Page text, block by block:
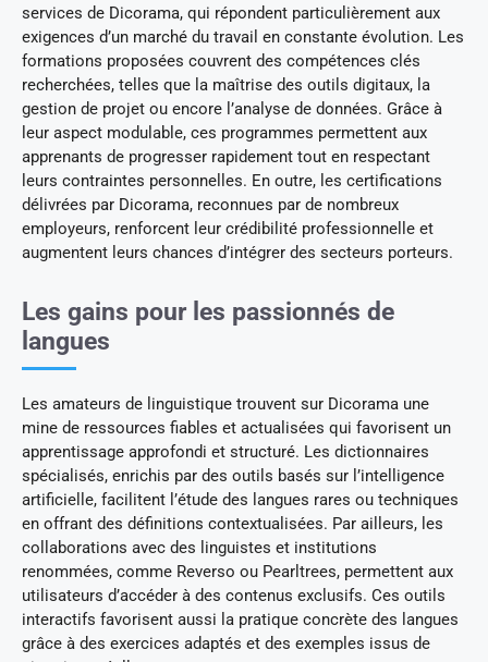
services de Dicorama, qui répondent particulièrement aux
exigences d’un marché du travail en constante évolution. Les
formations proposées couvrent des compétences clés
recherchées, telles que la maîtrise des outils digitaux, la
gestion de projet ou encore l’analyse de données. Grâce à
leur aspect modulable, ces programmes permettent aux
apprenants de progresser rapidement tout en respectant
leurs contraintes personnelles. En outre, les certifications
délivrées par Dicorama, reconnues par de nombreux
employeurs, renforcent leur crédibilité professionnelle et
augmentent leurs chances d’intégrer des secteurs porteurs.
Les gains pour les passionnés de
langues
Les amateurs de linguistique trouvent sur Dicorama une
mine de ressources fiables et actualisées qui favorisent un
apprentissage approfondi et structuré. Les dictionnaires
spécialisés, enrichis par des outils basés sur l’intelligence
artificielle, facilitent l’étude des langues rares ou techniques
en offrant des définitions contextualisées. Par ailleurs, les
collaborations avec des linguistes et institutions
renommées, comme Reverso ou Pearltrees, permettent aux
utilisateurs d’accéder à des contenus exclusifs. Ces outils
interactifs favorisent aussi la pratique concrète des langues
grâce à des exercices adaptés et des exemples issus de